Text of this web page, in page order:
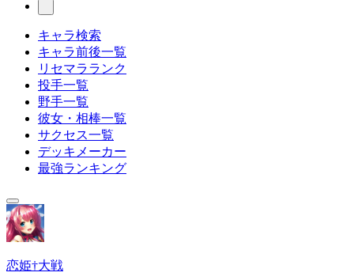
キャラ検索
キャラ前後一覧
リセマラランク
投手一覧
野手一覧
彼女・相棒一覧
サクセス一覧
デッキメーカー
最強ランキング
恋姫†大戦